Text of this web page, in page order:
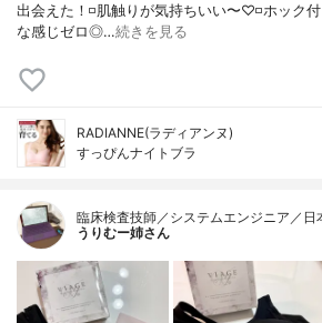
出会えた！ ◽️肌触りが気持ちいい〜♡ ◽️ホック
な感じゼロ◎ …続きを見る
RADIANNE(ラディアンヌ)
すっぴんナイトブラ
臨床検査技師／システムエンジニア／日
うりむー姉さん